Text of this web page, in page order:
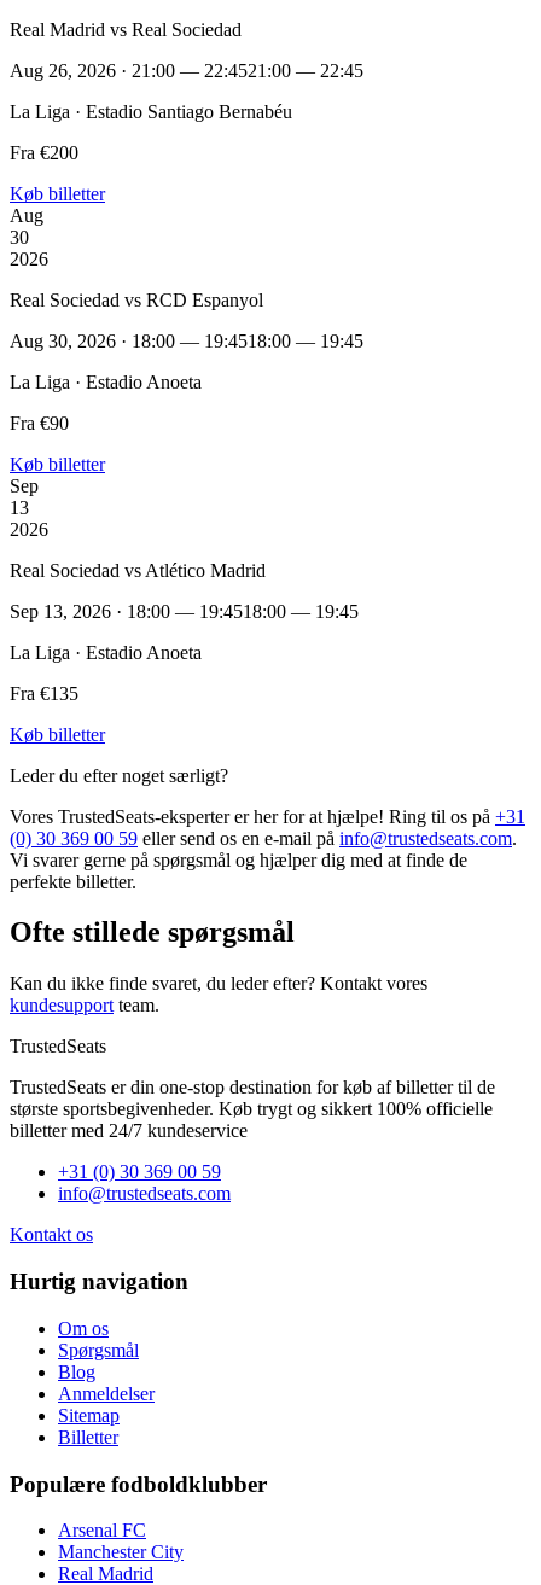
Real Madrid vs Real Sociedad
Aug 26, 2026 · 21:00 — 22:4521:00 — 22:45
La Liga · Estadio Santiago Bernabéu
Fra €200
Køb billetter
Aug
30
2026
Real Sociedad vs RCD Espanyol
Aug 30, 2026 · 18:00 — 19:4518:00 — 19:45
La Liga · Estadio Anoeta
Fra €90
Køb billetter
Sep
13
2026
Real Sociedad vs Atlético Madrid
Sep 13, 2026 · 18:00 — 19:4518:00 — 19:45
La Liga · Estadio Anoeta
Fra €135
Køb billetter
Leder du efter noget særligt?
Vores TrustedSeats-eksperter er her for at hjælpe! Ring til os på +31
(0) 30 369 00 59 eller send os en e-mail på info@trustedseats.com.
Vi svarer gerne på spørgsmål og hjælper dig med at finde de
perfekte billetter.
Ofte stillede spørgsmål
Kan du ikke finde svaret, du leder efter? Kontakt vores
kundesupport team.
TrustedSeats
TrustedSeats er din one-stop destination for køb af billetter til de
største sportsbegivenheder. Køb trygt og sikkert 100% officielle
billetter med 24/7 kundeservice
+31 (0) 30 369 00 59
info@trustedseats.com
Kontakt os
Hurtig navigation
Om os
Spørgsmål
Blog
Anmeldelser
Sitemap
Billetter
Populære fodboldklubber
Arsenal FC
Manchester City
Real Madrid